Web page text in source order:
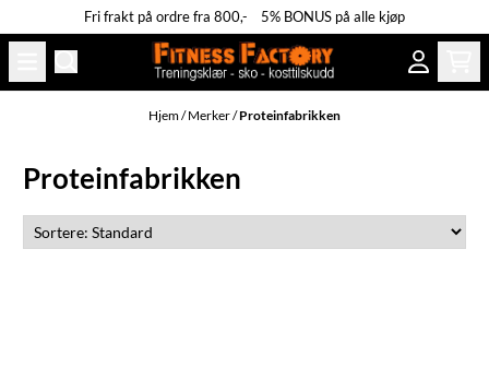
Hopp til innholdFri frakt på ordre fra 800,- 5% BONUS på alle kjøp
Hjem/Merker/Proteinfabrikken
Proteinfabrikken